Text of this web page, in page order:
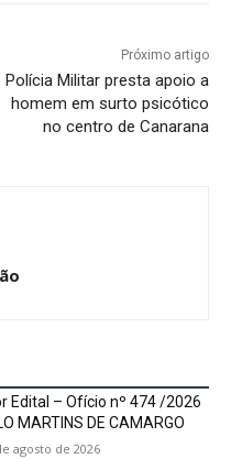
Próximo artigo
Polícia Militar presta apoio a
homem em surto psicótico
no centro de Canarana
Edital – Ofício nº 474 /2026
MARTINS DE CAMARGO
agosto de 2026